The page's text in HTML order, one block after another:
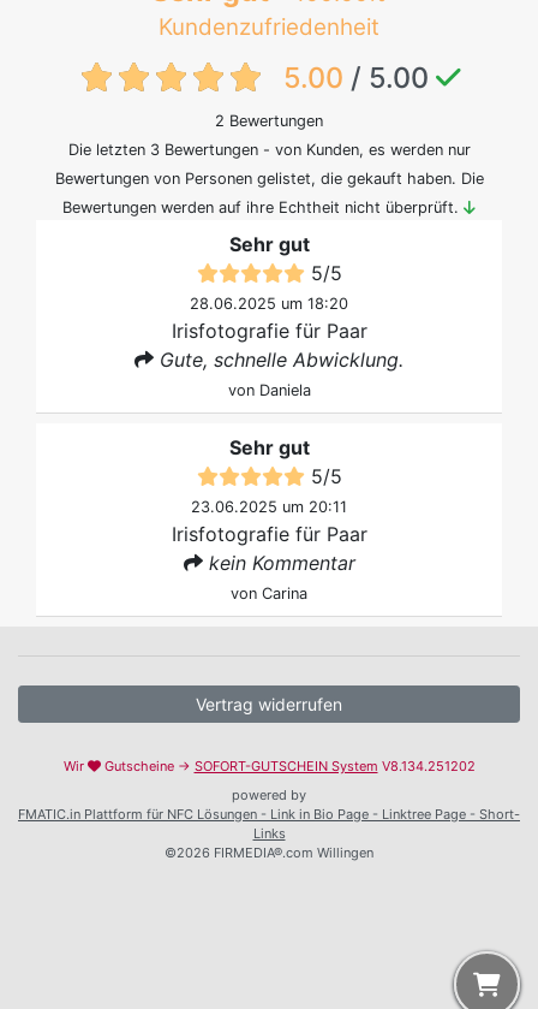
Kundenzufriedenheit
{txt:feedback-rating}
5.00 / 5.00
2 Bewertungen
Die letzten 3 Bewertungen - von Kunden, es werden nur
Bewertungen von Personen gelistet, die gekauft haben. Die
Bewertungen werden auf ihre Echtheit nicht überprüft.
Sehr gut
5/5
28.06.2025 um 18:20
Irisfotografie für Paar
Gute, schnelle Abwicklung.
von Daniela
Sehr gut
5/5
23.06.2025 um 20:11
Irisfotografie für Paar
kein Kommentar
von Carina
Vertrag widerrufen
Wir Gutscheine → SOFORT-GUTSCHEIN System V8.134.251202
powered by
FMATIC.in Plattform für NFC Lösungen - Link in Bio Page - Linktree Page - Short-
Links
©2026 FIRMEDIA®.com Willingen